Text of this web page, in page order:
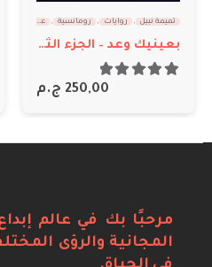
روايات , رومانسية , علاقات شخصية
رفقا بالقوارير 1
200,00 ج.م
مرحبًا بك في عالم
المجانية والرؤى